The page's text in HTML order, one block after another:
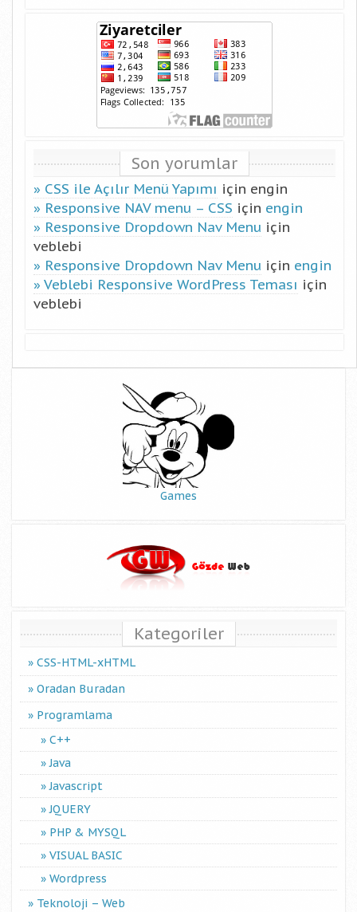
Son yorumlar
CSS ile Açılır Menü Yapımı için engin
Responsive NAV menu – CSS için engin
Responsive Dropdown Nav Menu için
veblebi
Responsive Dropdown Nav Menu için engin
Veblebi Responsive WordPress Teması için
veblebi
Games
Kategoriler
CSS-HTML-xHTML
Oradan Buradan
Programlama
C++
Java
Javascript
JQUERY
PHP & MYSQL
VISUAL BASIC
Wordpress
Teknoloji – Web